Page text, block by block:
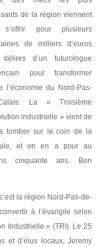
Répressions
Dessins
Poètes, vos papiers !
Droit à la ville
Briquette
NUMÉROS
POINTS DE VENTE
LA BRIQUE ?
de la région viennent
pour plusieurs
de milliers d’euros
délires d’un futurologue
pour transformer
l’économie du Nord-Pas-
La « Troisième
industrielle » vient de
tomber sur le coin de la
et on en a pour au
cinquante ans. Bon
la région Nord-Pas-de-
à l’évangile selon
Industrielle » (TRI). Le 25
et d’élus locaux, Jeremy